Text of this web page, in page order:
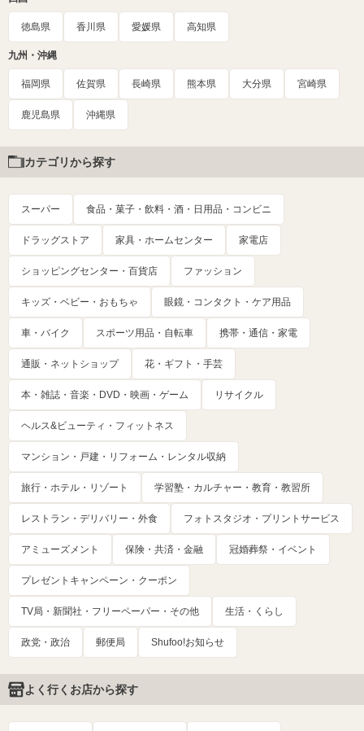
徳島県 香川県 愛媛県 高知県
九州・沖縄
福岡県 佐賀県 長崎県 熊本県 大分県 宮崎県
鹿児島県 沖縄県
カテゴリから探す
スーパー 食品・菓子・飲料・酒・日用品・コンビニ
ドラッグストア 家具・ホームセンター 家電店
ショッピングセンター・百貨店 ファッション
キッズ・ベビー・おもちゃ 眼鏡・コンタクト・ケア用品
車・バイク スポーツ用品・自転車 携帯・通信・家電
通販・ネットショップ 花・ギフト・手芸
本・雑誌・音楽・DVD・映画・ゲーム リサイクル
ヘルス&ビューティ・フィットネス
マンション・戸建・リフォーム・レンタル収納
旅行・ホテル・リゾート 学習塾・カルチャー・教育・教習所
レストラン・デリバリー・外食 フォトスタジオ・プリントサービス
アミューズメント 保険・共済・金融 冠婚葬祭・イベント
プレゼントキャンペーン・クーポン
TV局・新聞社・フリーペーパー・その他 生活・くらし
政党・政治 郵便局 Shufoo!お知らせ
よく行くお店から探す